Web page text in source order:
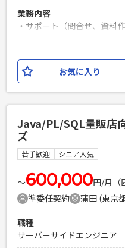
業務内容
・サポート（問合せ、資料
タ漏洩防止、バックアップ
収集/分析（製品選定、要件
怠面、コミュニケーション
Laravelを用いた開発経験
お気に入り
Java/PL/SQL量販店
ズ
若手歓迎 シニア人気
〜600,000円/月（
準委任契約
蒲田 (東京
職種
サーバーサイドエンジニア